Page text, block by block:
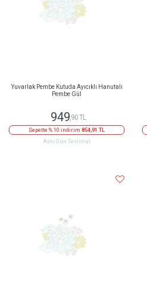
Yuvarlak Pembe Kutuda Ayıcıklı Hanutalı
Pembe Gül
949,90 TL
Sepette % 10 indirim 854,91 TL
Aynı Gün Teslimat